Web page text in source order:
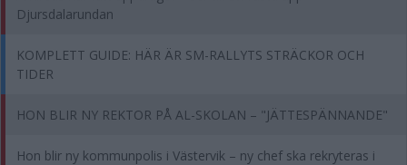
Djursdalarundan
KOMPLETT GUIDE: HÄR ÄR SM-RALLYTS STRÄCKOR OCH
TIDER
HON BLIR NY REKTOR PÅ AL-SKOLAN – "JÄTTESPÄNNANDE"
Hon blir ny kommunpolis i Västervik – ny chef ska rekryteras i